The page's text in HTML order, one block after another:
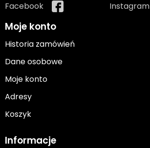
Facebook Instagram
Moje konto
Historia zamówień
Dane osobowe
Moje konto
Adresy
Koszyk
Informacje